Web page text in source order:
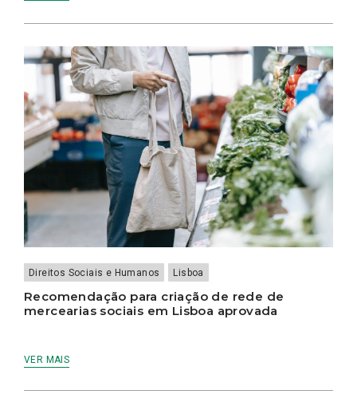
Direitos Sociais e Humanos Lisboa
Recomendação para criação de rede de
mercearias sociais em Lisboa aprovada
VER MAIS